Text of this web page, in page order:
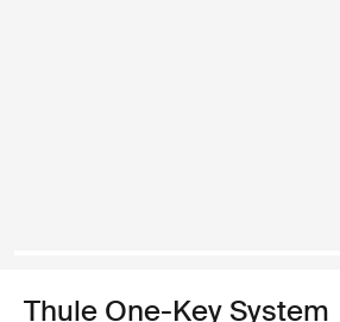
Thule One-Key System